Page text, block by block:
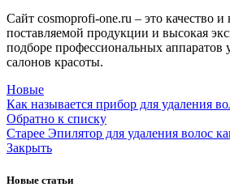
Сайт cosmoprofi-one.ru – это качество и
поставляемой продукции и высокая
подборе профессиональных аппаратов
салонов красоты.
Новые
Как называется прибор для удаления
Обратно к списку
Старее Эпилятор для удаления волос
Закрыть
Новые статьи